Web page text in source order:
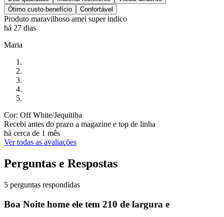
Ótimo custo-benefício
Confortável
Produto maravilhoso amei super indico
há 27 dias
Maria
Cor: Off White/Jequitiba
Recebi antes do prazo a magazine e top de linha
há cerca de 1 mês
Ver todas as avaliações
Perguntas e Respostas
5 perguntas respondidas
Boa Noite home ele tem 210 de largura e